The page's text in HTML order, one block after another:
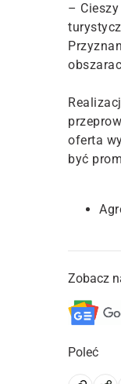
–
oferta
być
Zobacz
Poleć